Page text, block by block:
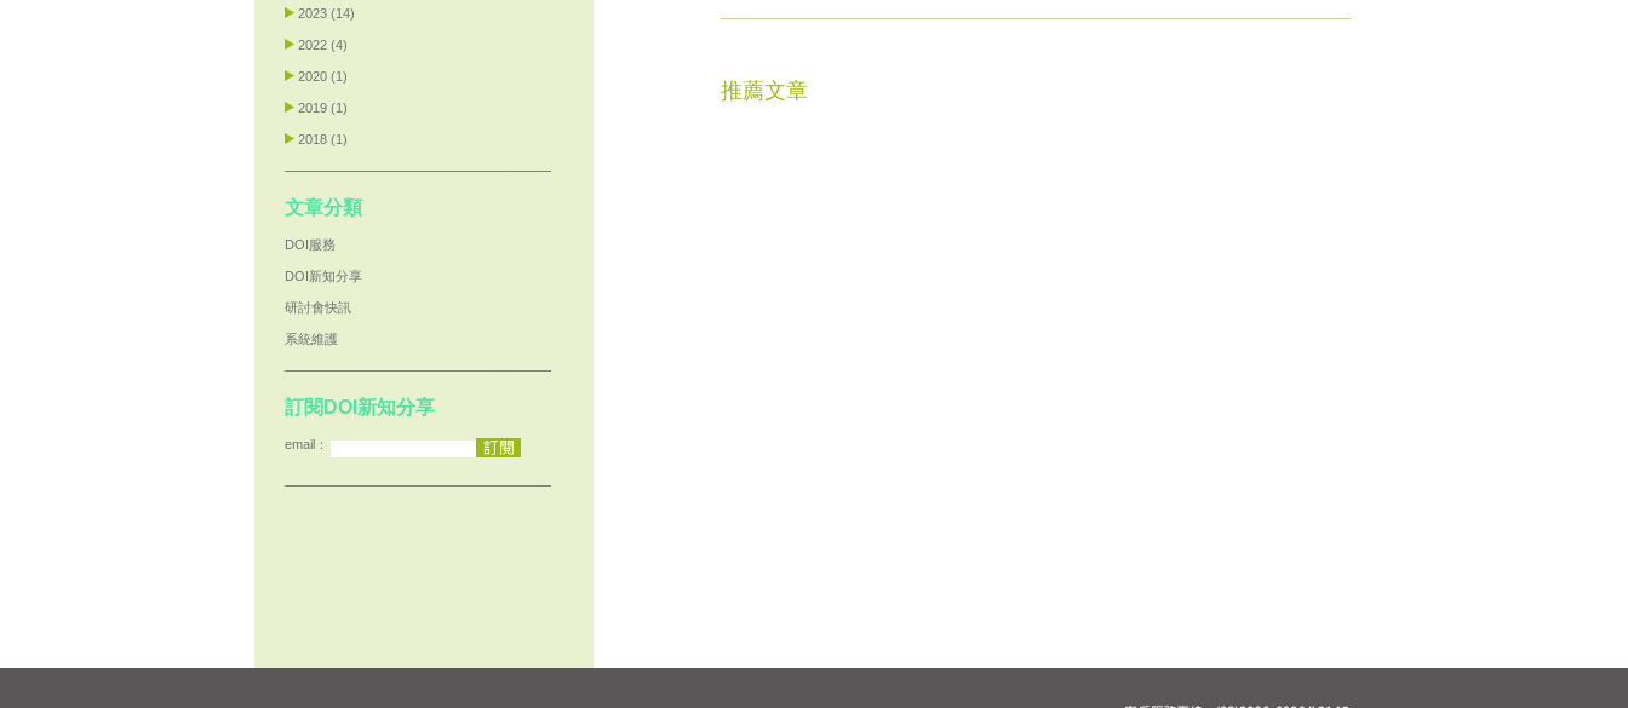
2023 (14)
2022 (4)
2020 (1)
2019 (1)
2018 (1)
文章分類
DOI服務
DOI新知分享
研討會快訊
系統維護
訂閱DOI新知分享
email：
推薦文章